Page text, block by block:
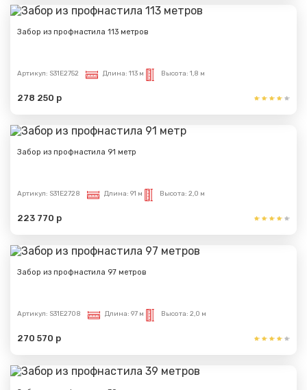
Забор из профнастила 113 метров
Артикул: S31E2752 Длина: 113 м Высота: 1,8 м
278 250 р
Забор из профнастила 91 метр
Артикул: S31E2728 Длина: 91 м Высота: 2,0 м
223 770 р
Забор из профнастила 97 метров
Артикул: S31E2708 Длина: 97 м Высота: 2,0 м
270 570 р